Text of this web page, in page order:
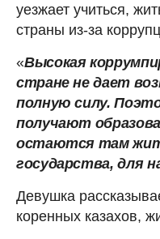
уезжает учиться,
страны из-за
«Высокая
стране не дает
полную силу.
получают
остаются там
государства, для
Девушка
коренных казахов,